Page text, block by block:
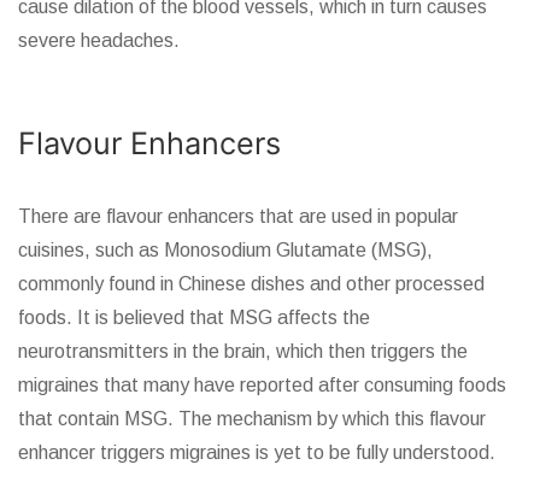
cause dilation of the blood vessels, which in turn causes
severe headaches.
Flavour Enhancers
There are flavour enhancers that are used in popular
cuisines, such as Monosodium Glutamate (MSG),
commonly found in Chinese dishes and other processed
foods. It is believed that MSG affects the
neurotransmitters in the brain, which then triggers the
migraines that many have reported after consuming foods
that contain MSG. The mechanism by which this flavour
enhancer triggers migraines is yet to be fully understood.